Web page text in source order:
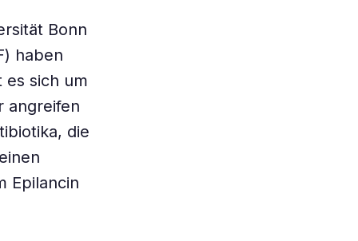
Bonn
haben
es sich um
angreifen
die
Epilancin